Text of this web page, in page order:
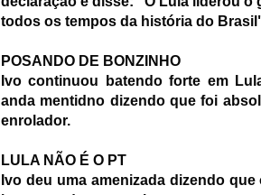
todos os tempos da história do
POSANDO DE BONZINHO
Ivo continuou batendo forte em
anda mentidno dizendo que foi
enrolador.
LULA NÃO É O PT
Ivo deu uma amenizada dizendo